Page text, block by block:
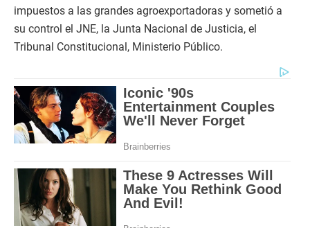
impuestos a las grandes agroexportadoras y sometió a
su control el JNE, la Junta Nacional de Justicia, el
Tribunal Constitucional, Ministerio Público.